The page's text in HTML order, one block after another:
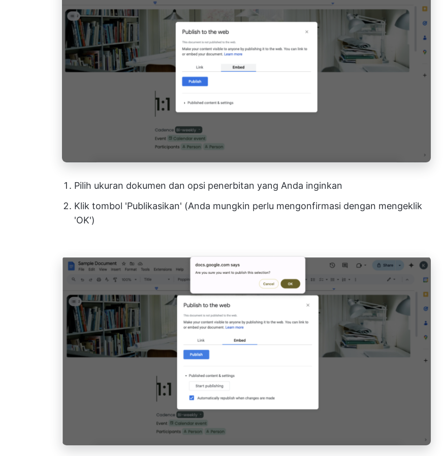
Pilih ukuran dokumen dan opsi penerbitan yang Anda inginkan
Klik tombol 'Publikasikan' (Anda mungkin perlu mengonfirmasi dengan mengeklik
'OK')